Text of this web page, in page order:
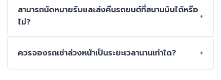
สามารถนัดหมายรับและส่งคืนรถยนต์ที่สนามบินได้หรือ
ไม่?
ควรจองรถเช่าล่วงหน้าเป็นระยะเวลานานเท่าใด?